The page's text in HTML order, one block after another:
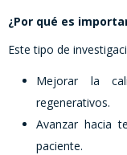
¿Por qué es
Este tipo de
Mejorar la
regenerativos.
Avanzar hacia
paciente.